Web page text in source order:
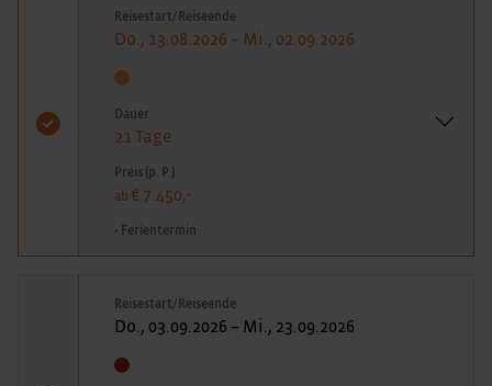
Reisestart/Reiseende
Do., 13.08.2026 – Mi., 02.09.2026
Dauer
21 Tage
Preis (p. P.)
ab € 7.450,-
• Ferientermin
Reisestart/Reiseende
Do., 03.09.2026 – Mi., 23.09.2026